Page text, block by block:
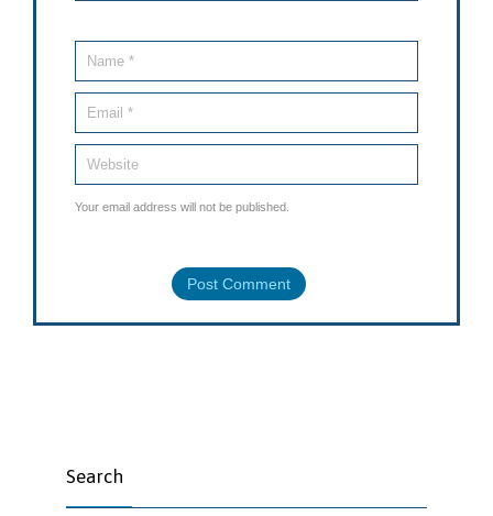
Your email address will not be published.
Search